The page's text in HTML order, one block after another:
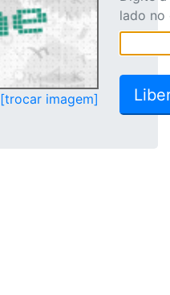
[trocar imagem]
lado no